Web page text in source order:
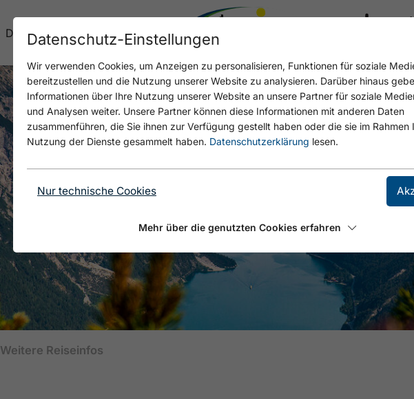
DE
Weitere Reiseinfos
Datenschutz-Einstellungen
Wir verwenden Cookies, um Anzeigen zu personalisieren, Funktionen für soziale
bereitzustellen und die Nutzung unserer Website zu analysieren. Darüber hinaus
Informationen über Ihre Nutzung unserer Website an unsere Partner für soziale
und Analysen weiter. Unsere Partner können diese Informationen mit anderen Daten
zusammenführen, die Sie ihnen zur Verfügung gestellt haben oder die sie im Rahmen
Nutzung der Dienste gesammelt haben. Datenschutzerklärung lesen.
Nur technische Cookies
Mehr über die genutzten Cookies erfahren